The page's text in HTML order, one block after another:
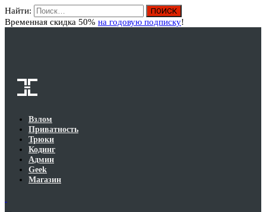
Найти:
Временная скидка 50% на годовую подписку!
Взлом
Приватность
Трюки
Кодинг
Админ
Geek
Магазин